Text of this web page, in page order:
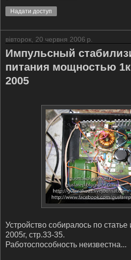
Надати доступ
вівторок, 20 червня 2006 р.
Импульсный
питания мощностью
2005
Устройство собиралось по
2005г, стр.33-35.
Работоспособность неизвестна...